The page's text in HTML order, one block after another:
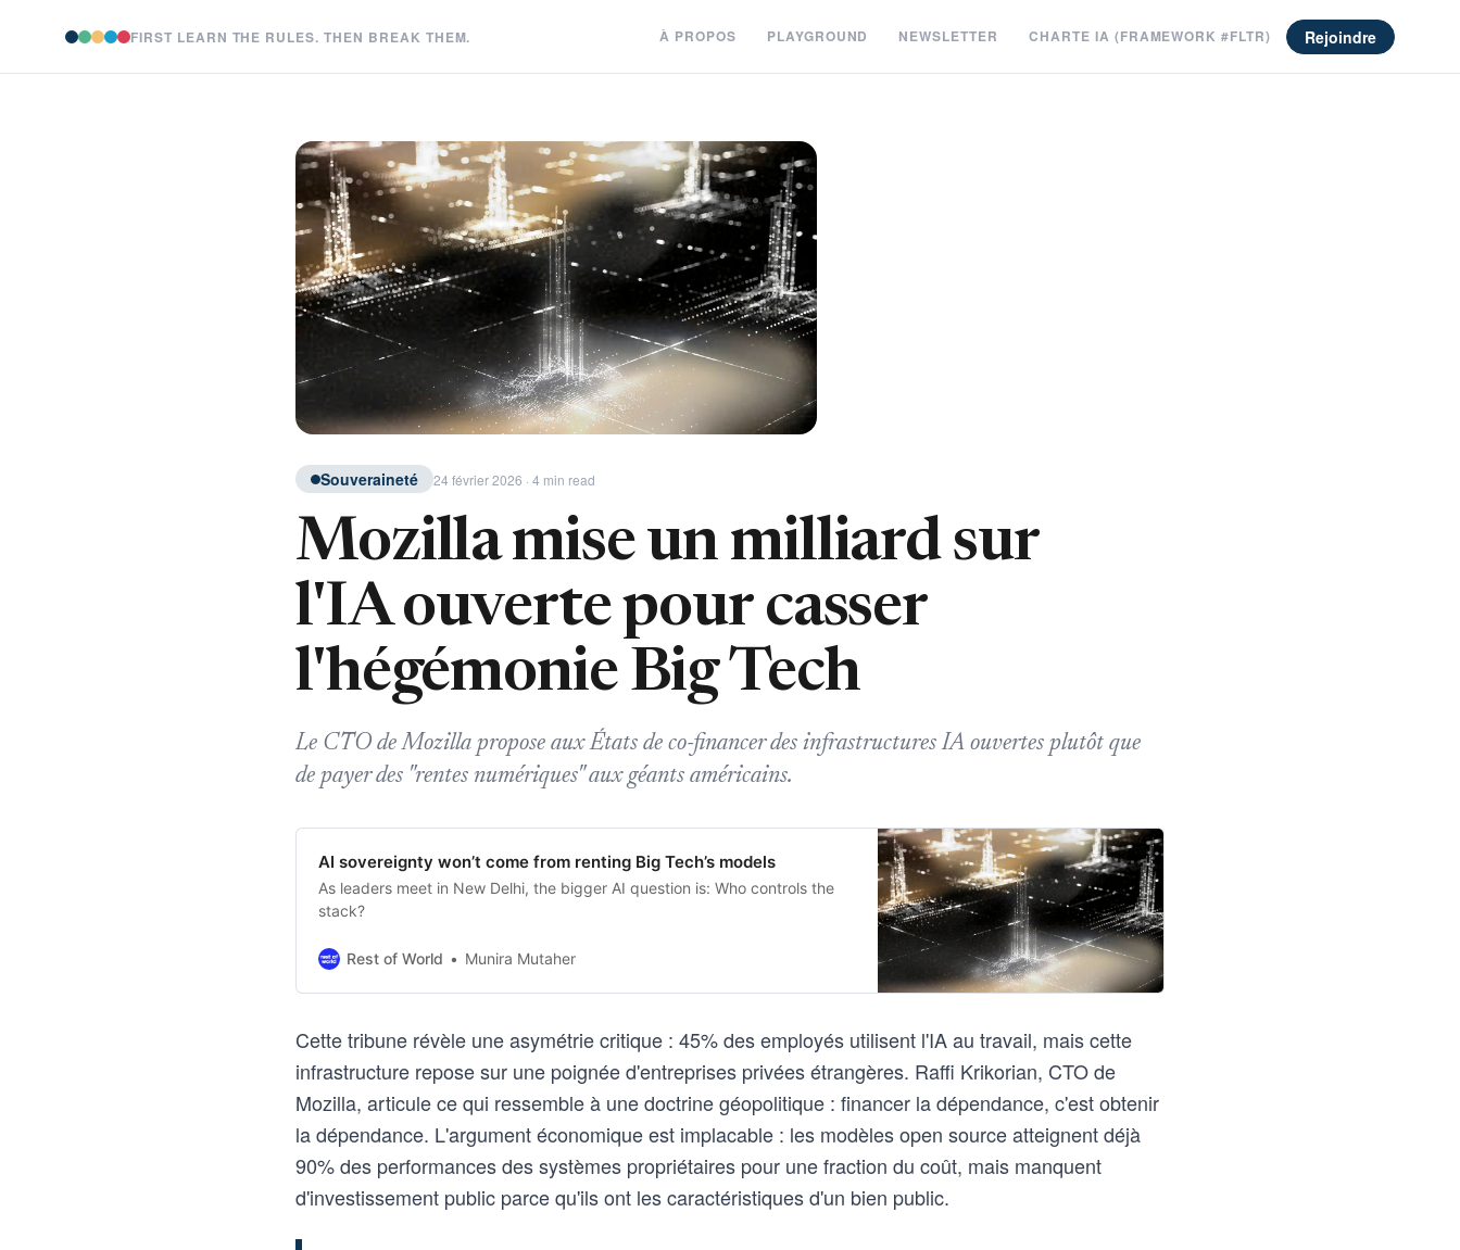
FIRST LEARN THE RULES. THEN BREAK THEM. À PROPOS PLAYGROUND NEWSLETTER CHARTE IA (FRAMEWORK #FLTR) Rejoindre
Souveraineté 24 février 2026 · 4 min read
Mozilla mise un milliard sur
l'IA ouverte pour casser
l'hégémonie Big Tech
Le CTO de Mozilla propose aux États de co-financer des infrastructures IA ouvertes plutôt que
de payer des "rentes numériques" aux géants américains.
AI sovereignty won’t come from renting Big Tech’s models
As leaders meet in New Delhi, the bigger AI question is: Who controls the
stack?
Rest of World Munira Mutaher
Cette tribune révèle une asymétrie critique : 45% des employés utilisent l'IA au travail, mais cette
infrastructure repose sur une poignée d'entreprises privées étrangères. Raffi Krikorian, CTO de
Mozilla, articule ce qui ressemble à une doctrine géopolitique : financer la dépendance, c'est obtenir
la dépendance. L'argument économique est implacable : les modèles open source atteignent déjà
90% des performances des systèmes propriétaires pour une fraction du coût, mais manquent
d'investissement public parce qu'ils ont les caractéristiques d'un bien public.